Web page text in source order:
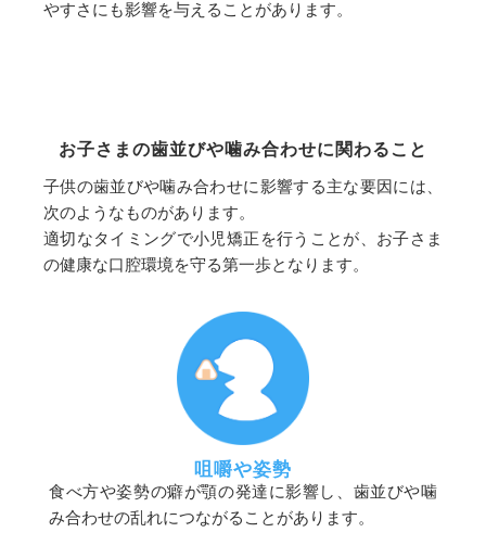
やすさにも影響を与えることがあります。
お子さまの歯並びや噛み合わせに関わること
子供の歯並びや噛み合わせに影響する主な要因には、
次のようなものがあります。
適切なタイミングで小児矯正を行うことが、お子さま
の健康な口腔環境を守る第一歩となります。
咀嚼や姿勢
食べ方や姿勢の癖が顎の発達に影響し、歯並びや噛
み合わせの乱れにつながることがあります。